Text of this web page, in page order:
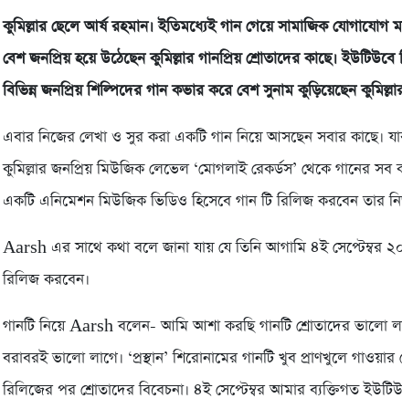
কুমিল্লার ছেলে আর্ষ রহমান। ইতিমধ্যেই গান গেয়ে সামাজিক
বেশ জনপ্রিয় হয়ে উঠেছেন কুমিল্লার গানপ্রিয় শ্রোতাদের কাছে।
বিভিন্ন জনপ্রিয় শিল্পিদের গান কভার করে বেশ সুনাম কুড়িয়েছেন কুমিল্লার
এবার নিজের লেখা ও সুর করা একটি গান নিয়ে আসছেন সবার কাছে।
কুমিল্লার জনপ্রিয় মিউজিক লেভেল ‘মোগলাই রেকর্ডস’ থেকে গানের সব
একটি এনিমেশন মিউজিক ভিডিও হিসেবে গান টি রিলিজ করবেন তার
Aarsh এর সাথে কথা বলে জানা যায় যে তিনি আগামি ৪ই সেপ্টেম্বর
রিলিজ করবেন।
গানটি নিয়ে Aarsh বলেন- আমি আশা করছি গানটি শ্রোতাদের ভালো
বরাবরই ভালো লাগে। ‘প্রস্থান’ শিরোনামের গানটি খুব প্রাণখুলে গাওয়ার
রিলিজের পর শ্রোতাদের বিবেচনা। ৪ই সেপ্টেম্বর আমার ব্যক্তিগত